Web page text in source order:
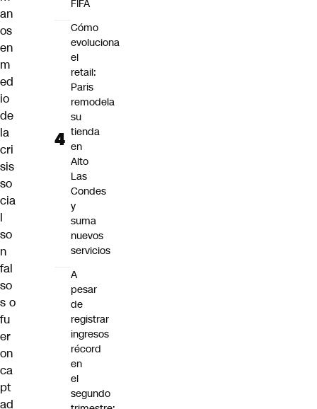
an
os
en
m
ed
io
de
la
cri
sis
so
cia
l
so
n
fal
so
s o
fu
er
on
ca
pt
ad
FIFA
Cómo
evoluciona
el
retail:
Paris
remodela
su
tienda
en
Alto
Las
Condes
y
suma
nuevos
servicios
A
pesar
de
registrar
ingresos
récord
en
el
segundo